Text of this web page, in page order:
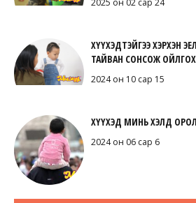
2025 он 02 сар 24
ХҮҮХЭДТЭЙГЭЭ ХЭРХЭН
ТАЙВАН СОНСОЖ ОЙЛГОХ
2024 он 10 сар 15
ХҮҮХЭД МИНЬ ХЭЛД
2024 он 06 сар 6